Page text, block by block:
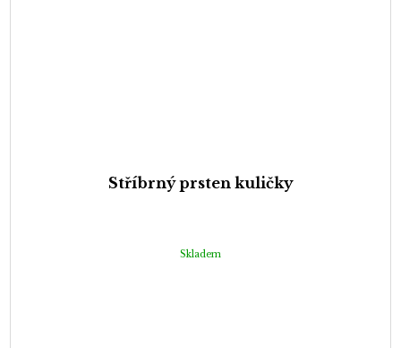
Stříbrný prsten kuličky
Skladem